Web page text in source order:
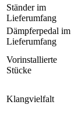
Ständer im
Lieferumfang
Dämpferpedal im
Lieferumfang
Vorinstallierte
Stücke
Klangvielfalt